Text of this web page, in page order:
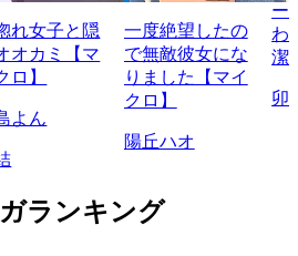
れ女子と隠
オカミ【マ
ロ】
よん
一度絶望したの
で無敵彼女にな
りました【マイ
クロ】
陽丘ハオ
ー
わ
潔
卯
ランキング